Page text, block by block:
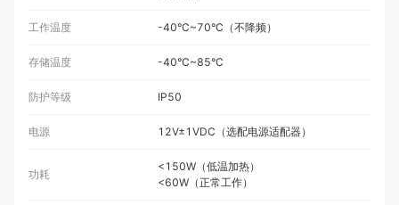
工作温度 -40°C~70°C（不降频）
存储温度 -40°C~85°C
防护等级 IP50
电源 12V±1VDC（选配电源适配器）
功耗
<150W（低温加热）
<60W（正常工作）